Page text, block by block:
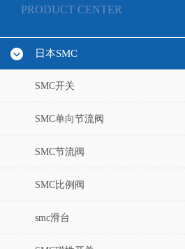
PRODUCT CENTER
日本SMC
SMC开关
SMC单向节流阀
SMC节流阀
SMC比例阀
smc滑台